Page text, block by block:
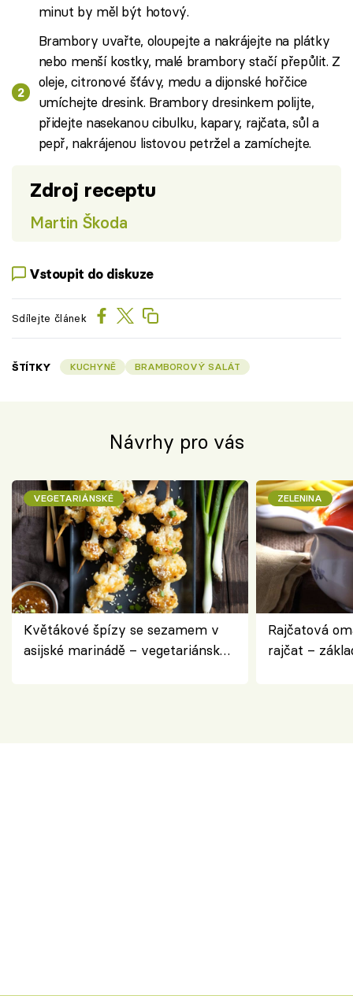
minut by měl být hotový.
Brambory uvařte, oloupejte a nakrájejte na plátky
nebo menší kostky, malé brambory stačí přepůlit. Z
oleje, citronové šťávy, medu a dijonské hořčice
umíchejte dresink. Brambory dresinkem polijte,
přidejte nasekanou cibulku, kapary, rajčata, sůl a
pepř, nakrájenou listovou petržel a zamíchejte.
Zdroj receptu
Martin Škoda
Vstoupit do diskuze
Sdílejte článek
ŠTÍTKY KUCHYNĚ BRAMBOROVÝ SALÁT
Návrhy pro vás
VEGETARIÁNSKÉ
Květákové špízy se sezamem v
asijské marinádě – vegetariánská
ZELENINA
Rajčatová
rajčat –